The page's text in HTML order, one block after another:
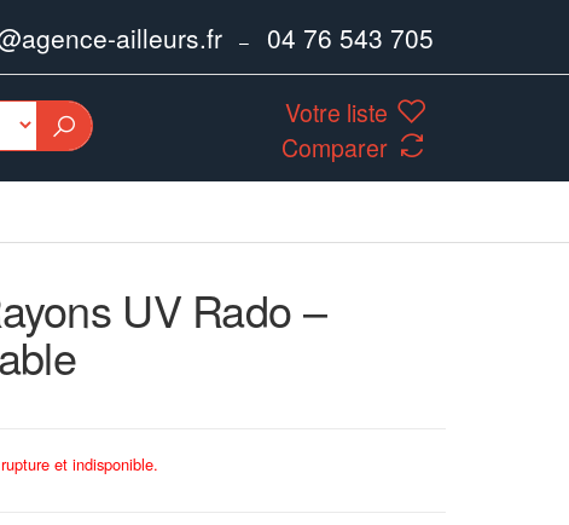
ailleurs.fr – 04 76 543 705
Votre liste
Comparer
UV Rado –
et indisponible.